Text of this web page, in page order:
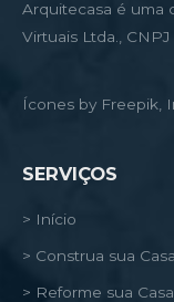
Arquitecasa é uma
Virtuais Ltda., CNPJ
Ícones by Freepik,
SERVIÇOS
> Início
> Construa sua Casa
> Reforme sua Casa